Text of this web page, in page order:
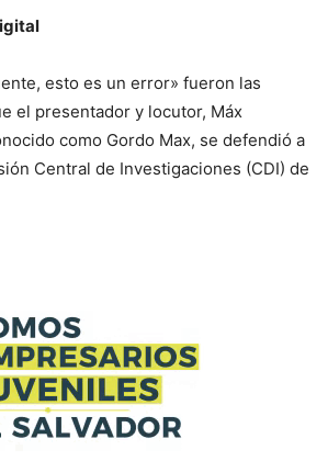
esto es un error» fueron las
el presentador y locutor, Máx
como Gordo Max, se defendió a
Central de Investigaciones (CDI) de